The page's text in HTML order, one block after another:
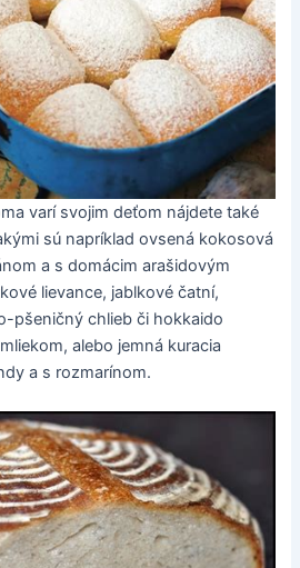
varí svojim deťom nájdete také
sú napríklad ovsená kokosová
a s domácim arašidovým
lievance, jablkové čatní,
pšeničný chlieb či hokkaido
alebo jemná kuracia
a s rozmarínom.